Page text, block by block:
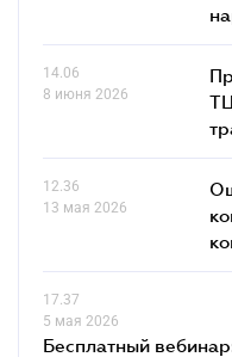
14.06
8 июня 2026
12.36
13 мая 2026
17.37
5 мая 2026
Бесплатный